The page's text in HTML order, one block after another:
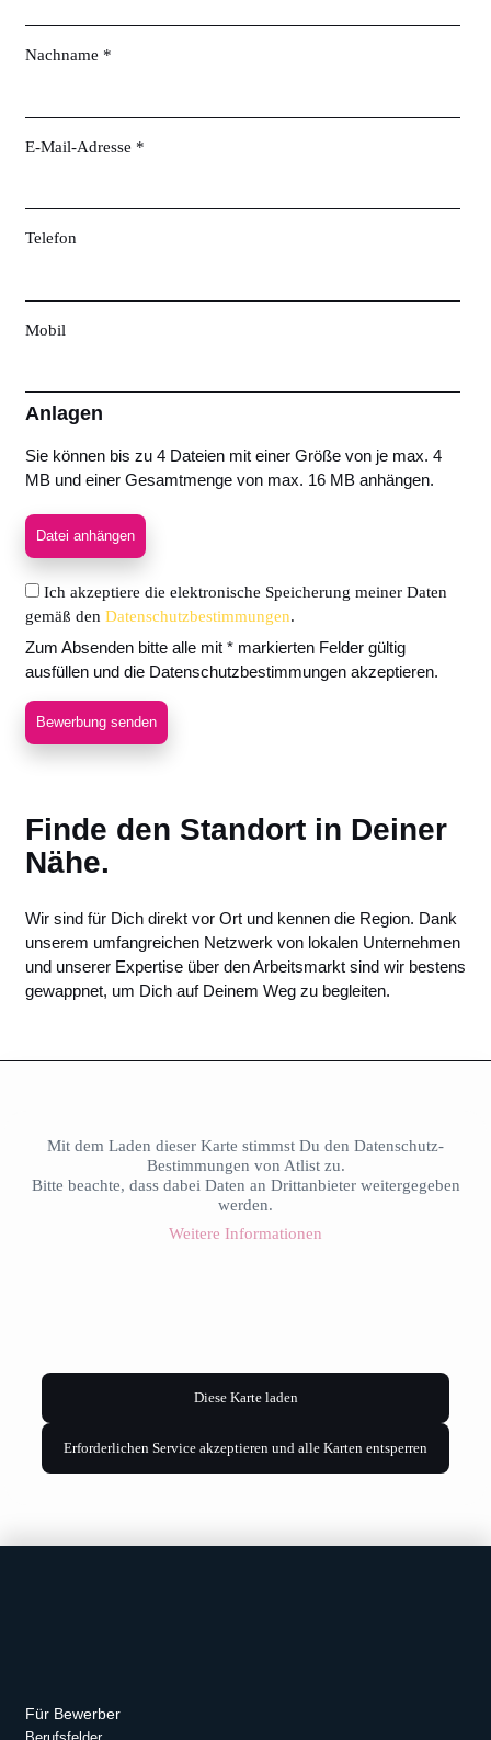
Nachname *
E-Mail-Adresse *
Telefon
Mobil
Anlagen
Sie können bis zu 4 Dateien mit einer Größe von je max. 4
MB und einer Gesamtmenge von max. 16 MB anhängen.
Datei anhängen
Ich akzeptiere die elektronische Speicherung meiner Daten
gemäß den Datenschutzbestimmungen.
Zum Absenden bitte alle mit * markierten Felder gültig
ausfüllen und die Datenschutzbestimmungen akzeptieren.
Bewerbung senden
Finde den Standort in Deiner
Nähe.
Wir sind für Dich direkt vor Ort und kennen die Region. Dank
unserem umfangreichen Netzwerk von lokalen Unternehmen
und unserer Expertise über den Arbeitsmarkt sind wir bestens
gewappnet, um Dich auf Deinem Weg zu begleiten.
Mit dem Laden dieser Karte stimmst Du den Datenschutz-
Bestimmungen von Atlist zu.
Bitte beachte, dass dabei Daten an Drittanbieter weitergegeben
werden.
Weitere Informationen
Diese Karte laden
Erforderlichen Service akzeptieren und alle Karten entsperren
Für Bewerber